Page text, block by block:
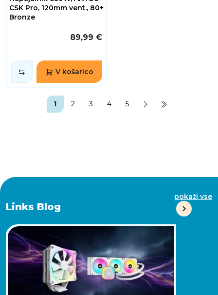
CSK Pro, 120mm vent., 80+
Bronze
89,99 €
V košarico
1 2 3 4 5
Links Blog
pokaži vse